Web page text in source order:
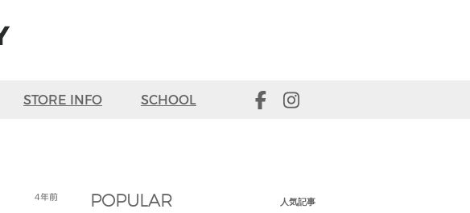
STORE INFO SCHOOL
4年前 POPULAR 人気記事